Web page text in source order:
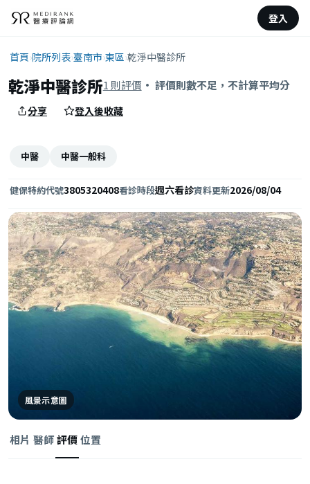
登入
首頁›院所列表›臺南市›東區›乾淨中醫診所
乾淨中醫診所1 則評價 · 評價則數不足，不計算平均分
分享 登入後收藏
中醫 中醫一般科
健保特約代號3805320408看診時段週六看診資料更新2026/08/04
風景示意圖
相片 醫師評價位置